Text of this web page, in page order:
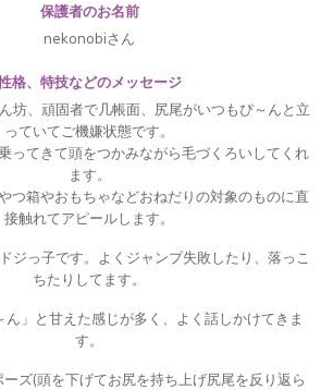
保護者のお名前
nekonobiさん
格、特技などのメッセージ
坊、頑固者で几帳面、尻尾がいつもぴ～んと立
っていてご機嫌状態です。
ってきて頭をつかみながら毛づくろいしてくれ
ます。
つ箱やおもちゃなどおねだりの対象のものに直
接触れてアピールします。
ジっ子です。よくジャンプ失敗したり、落っこ
ちたりしてます。
ん」と甘えた感じが多く、よく話しかけてきま
す。
ズ(頭を下げてお尻を持ち上げ尻尾を反り返ら